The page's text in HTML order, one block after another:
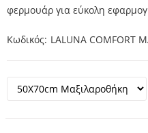
φερμουάρ για εύκολη
Κωδικός LALUNA COMFORT